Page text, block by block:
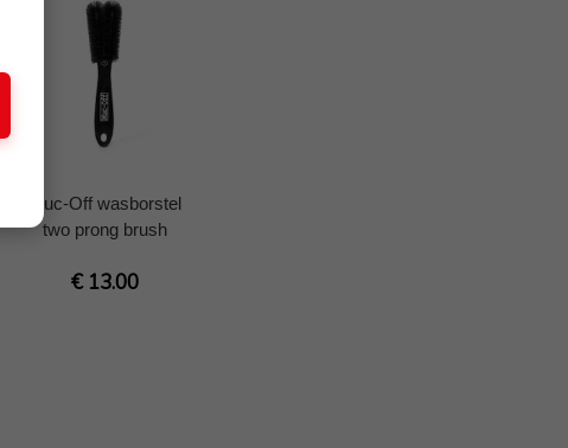
Muc-Off wasborstel
two prong brush
€ 13.00